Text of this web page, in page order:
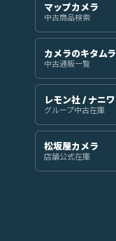
マップカメラ
中古商品検索
カメラのキタムラ
中古通販一覧
レモン社 / ナニワ
グループ中古在庫
松坂屋カメラ
店舗公式在庫